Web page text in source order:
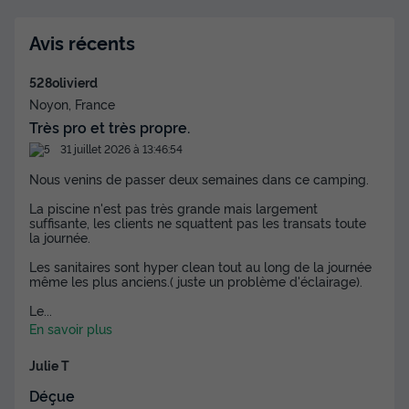
du29/08/2026au
Meilleur prix pour 7 nuits
Voir les disponibilités
MOBILHOME 6 personnes - Cottage des
Familles 3 CH- 6 PERS 32 m² - TV + CLIM +
Avis récents
528olivierd
Noyon, France
Très pro et très propre.
31 juillet 2026 à 13:46:54
Nous venins de passer deux semaines dans ce camping.
La piscine n'est pas très grande mais largement
suffisante, les clients ne squattent pas les transats toute
la journée.
Les sanitaires sont hyper clean tout au long de la journée
même les plus anciens.( juste un problème d'éclairage).
Le
En savoir plus
Julie T
Déçue